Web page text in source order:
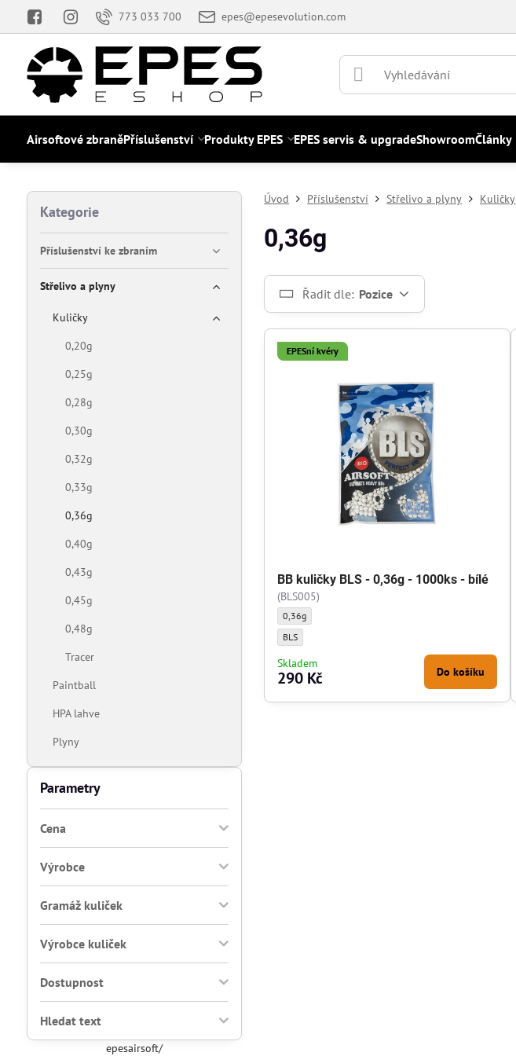
773 033 700 epes@epesevolution.com
Airsoftové zbraněPříslušenství Produkty EPES EPES servis & upgradeShowroomČlánky
Úvod Příslušenství Střelivo a plyny Kuličky
0,36g
Řadit dle: Pozice
EPESní kvéry
BB kuličky BLS - 0,36g - 1000ks - bílé
(BLS005)
BB kuličky BLS - 0,36g - 1000ks - bílé - Gramáž kuliček:
0,36g
BB kuličky BLS - 0,36g - 1000ks - bílé - Výrobce kuliček:
BLS
Skladem
290 Kč Do košíku
Parametry
Cena
Výrobce
Gramáž kuliček
Výrobce kuliček
Dostupnost
Hledat text
Kategorie
Příslušenství ke zbraním
Střelivo a plyny
Kuličky
0,20g
0,25g
0,28g
0,30g
0,32g
0,33g
0,36g
0,40g
0,43g
0,45g
0,48g
Tracer
Paintball
HPA lahve
Plyny
epesairsoft/